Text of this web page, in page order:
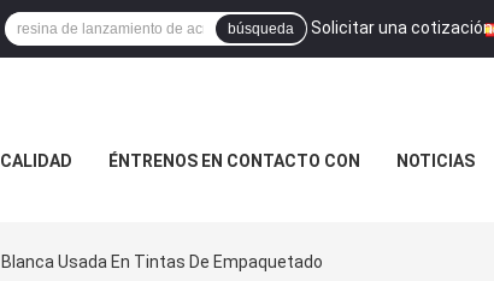
Solicitar una cotización
búsqueda
ÉNTRENOS EN CONTACTO CON NOTICIAS
Usada En Tintas De Empaquetado